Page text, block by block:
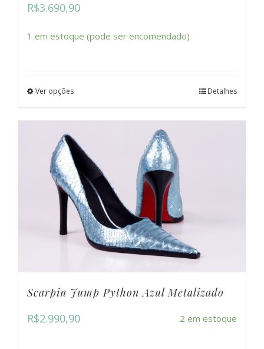
R$3.690,90
1 em estoque (pode ser encomendado)
Ver opções Detalhes
Scarpin Jump Python Azul Metalizado
R$2.990,90 2 em estoque